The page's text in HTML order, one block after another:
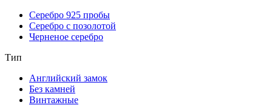
Серебро 925 пробы
Серебро с позолотой
Черненое серебро
Тип
Английский замок
Без камней
Винтажные